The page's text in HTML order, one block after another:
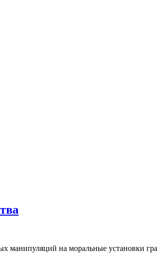
манипуляций на моральные установки